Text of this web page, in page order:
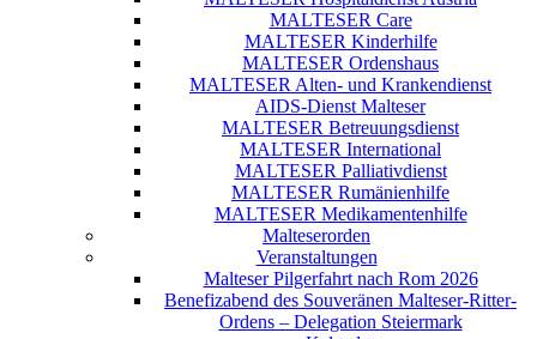
MALTESER Care
MALTESER Kinderhilfe
MALTESER Ordenshaus
MALTESER Alten- und Krankendienst
AIDS-Dienst Malteser
MALTESER Betreuungsdienst
MALTESER International
MALTESER Palliativdienst
MALTESER Rumänienhilfe
MALTESER Medikamentenhilfe
Malteserorden
Veranstaltungen
Malteser Pilgerfahrt nach Rom 2026
Benefizabend des Souveränen Malteser-Ritter-
Ordens – Delegation Steiermark